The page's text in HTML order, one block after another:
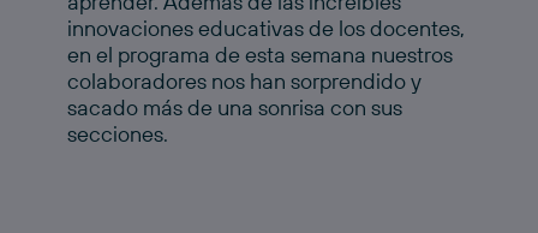
innovaciones educativas de los docentes,
en el programa de esta semana nuestros
colaboradores nos han sorprendido y
sacado más de una sonrisa con sus
secciones.